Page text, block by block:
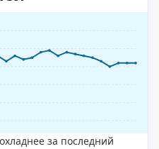
за последний